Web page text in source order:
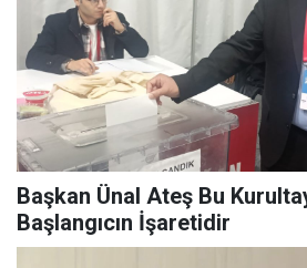
Başkan Ünal Ateş Bu
Başlangıcın İşaretidir